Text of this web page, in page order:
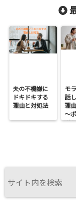
夫の不機嫌に
ドキドキする
理由と対処法
モ
話
理
～
ガ